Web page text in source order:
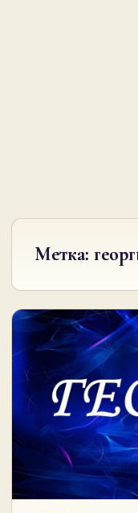
Метка: